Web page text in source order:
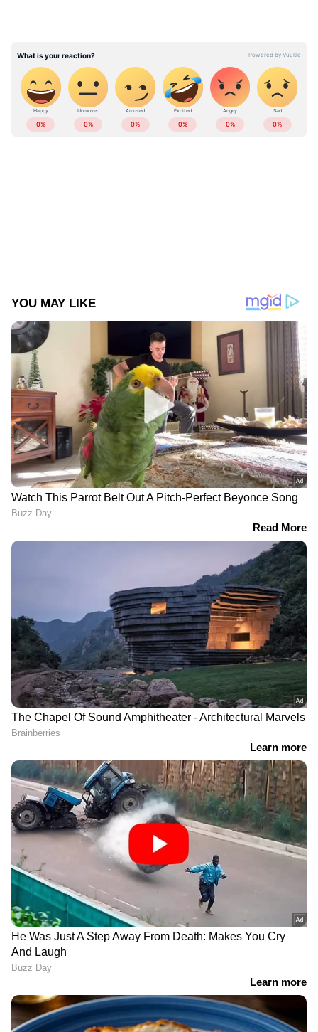
തക്കാളി ജ്യൂസ് ആണ് രണ്ടാമതായി ഈ
പട്ടികയില്‍ ഉള്‍പ്പെടുന്നത്. 100 ഗ്രാം
തക്കാളിയില്‍ 237 മില്ലിഗ്രാം പൊട്ടാസ്യം
അടങ്ങിയിട്ടുണ്ട്. അതിനാല്‍ തക്കാളി ജ്യൂസ്
കുടിക്കുന്നത് ഉയര്‍ന്ന രക്തസമ്മര്‍ദ്ദം
കുറയ്ക്കാന്‍ സഹായിക്കും.
മൂന്ന്...
ABOUT THE AUTHOR
DOWNLOAD APP
RECOMMENDED STORIES
കരളിന്റെ ആരോഗ്യം
മെച്ചപ്പെടുത്തുന്നതിന്
ദിവസവും ഡയറ്റിൽ
ഉൾപ്പെടുത്തേണ്ട 4 ഔഷധ
കരളിന്റെ ആരോഗ്യത്തിന്
ഗ്രീൻ ടീ മികച്ചതോ?